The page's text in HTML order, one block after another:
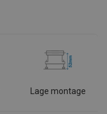
Lage montage